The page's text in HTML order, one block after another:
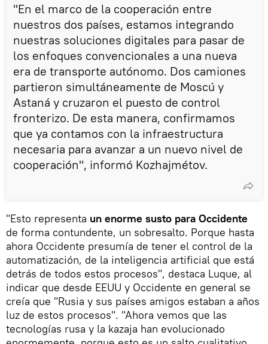
"En el marco de la cooperación entre
nuestros dos países, estamos integrando
nuestras soluciones digitales para pasar de
los enfoques convencionales a una nueva
era de transporte autónomo. Dos camiones
partieron simultáneamente de Moscú y
Astaná y cruzaron el puesto de control
fronterizo. De esta manera, confirmamos
que ya contamos con la infraestructura
necesaria para avanzar a un nuevo nivel de
cooperación", informó Kozhajmétov.
"Esto representa un enorme susto para Occidente
de forma contundente, un sobresalto. Porque hasta
ahora Occidente presumía de tener el control de la
automatización, de la inteligencia artificial que está
detrás de todos estos procesos", destaca Luque, al
indicar que desde EEUU y Occidente en general se
creía que "Rusia y sus países amigos estaban a años
luz de estos procesos". "Ahora vemos que las
tecnologías rusa y la kazaja han evolucionado